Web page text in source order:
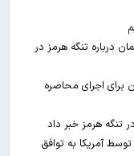
درباره تنگه هرمز در
برای اجرای محاصره
تنگه هرمز خبر داد
آمریکا به توافق